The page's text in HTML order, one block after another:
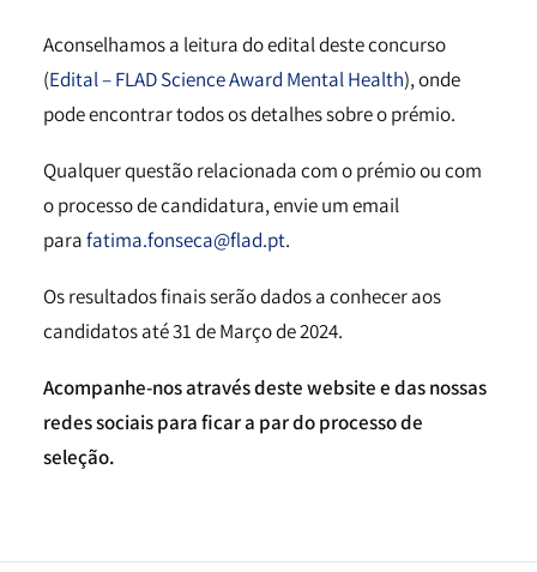
Aconselhamos a leitura do edital deste concurso
(Edital – FLAD Science Award Mental Health), onde
pode encontrar todos os detalhes sobre o prémio.
Qualquer questão relacionada com o prémio ou com
o processo de candidatura, envie um email
parafatima.fonseca@flad.pt.
Os resultados finais serão dados a conhecer aos
candidatos até 31 de Março de 2024.
Acompanhe-nos através deste website e das nossas
redes sociais para ficar a par do processo de
seleção.